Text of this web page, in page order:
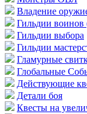
Владение
Гильдии воинов
Гильдии выбора
Гильдии
Гламурные
Глобальные
Действующие
Детали боя
Квесты на